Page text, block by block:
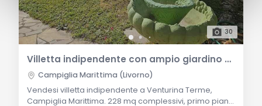
30
Villetta indipendente con ampio giardino e garage a Venturina Terme
Campiglia Marittima (Livorno)
Vendesi villetta indipendente a Venturina Terme,
Campiglia Marittima. 228 mq complessivi, primo piano